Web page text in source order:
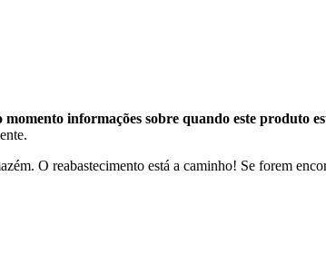
momento informações sobre quando este produto
O reabastecimento está a caminho! Se forem